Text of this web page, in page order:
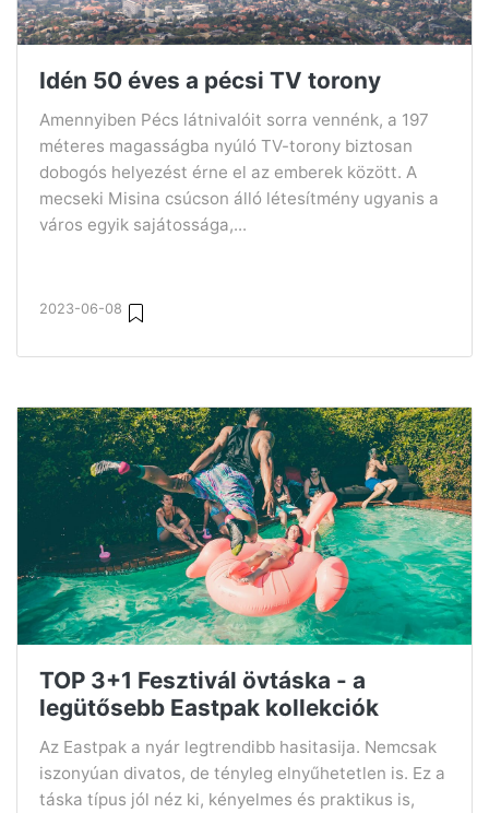
Idén 50 éves a pécsi TV torony
Amennyiben Pécs látnivalóit sorra vennénk, a 197
méteres magasságba nyúló TV-torony biztosan
dobogós helyezést érne el az emberek között. A
mecseki Misina csúcson álló létesítmény ugyanis a
város egyik sajátossága,...
2023-06-08
TOP 3+1 Fesztivál övtáska - a
legütősebb Eastpak kollekciók
Az Eastpak a nyár legtrendibb hasitasija. Nemcsak
iszonyúan divatos, de tényleg elnyűhetetlen is. Ez a
táska típus jól néz ki, kényelmes és praktikus is,